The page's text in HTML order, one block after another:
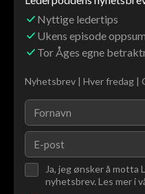
Nyttige ledertips
Ukens episode
Tor Åges egne
Nyhetsbrev | Hver fredag |
Ja, jeg ønsker å
nyhetsbrev. Les mer i